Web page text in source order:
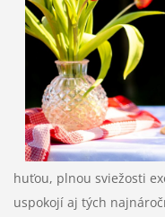
huťou, plnou sviežosti
uspokojí aj tých